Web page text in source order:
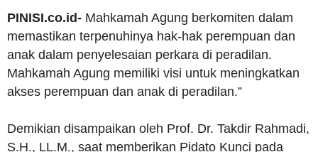
PINISI.co.id- Mahkamah Agung berkomiten dalam
memastikan terpenuhinya hak-hak perempuan dan
anak dalam penyelesaian perkara di peradilan.
Mahkamah Agung memiliki visi untuk meningkatkan
akses perempuan dan anak di peradilan.”
Demikian disampaikan oleh Prof. Dr. Takdir Rahmadi,
S.H., LL.M., saat memberikan Pidato Kunci pada